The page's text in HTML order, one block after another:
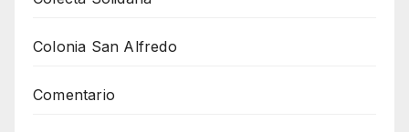
Colonia San Alfredo
Comentario